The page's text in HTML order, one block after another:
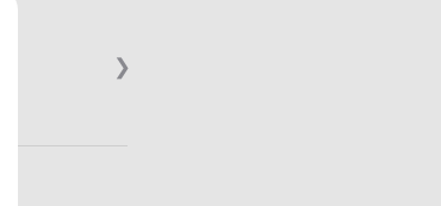
❯